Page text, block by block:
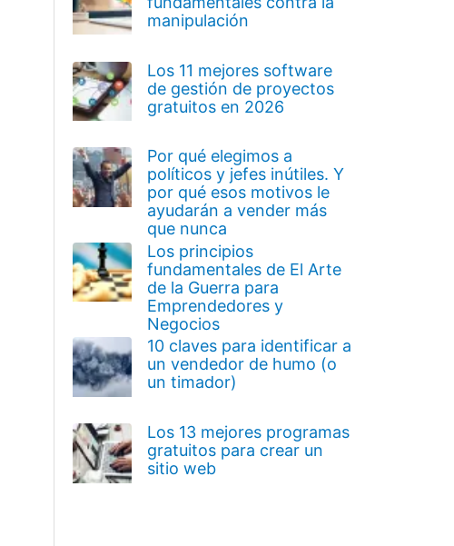
manipulación
Los 11 mejores software
de gestión de proyectos
gratuitos en 2026
Por qué elegimos a
políticos y jefes inútiles. Y
por qué esos motivos le
ayudarán a vender más
que nunca
Los principios
fundamentales de El Arte
de la Guerra para
Emprendedores y
Negocios
10 claves para identificar a
un vendedor de humo (o
un timador)
Los 13 mejores programas
gratuitos para crear un
sitio web